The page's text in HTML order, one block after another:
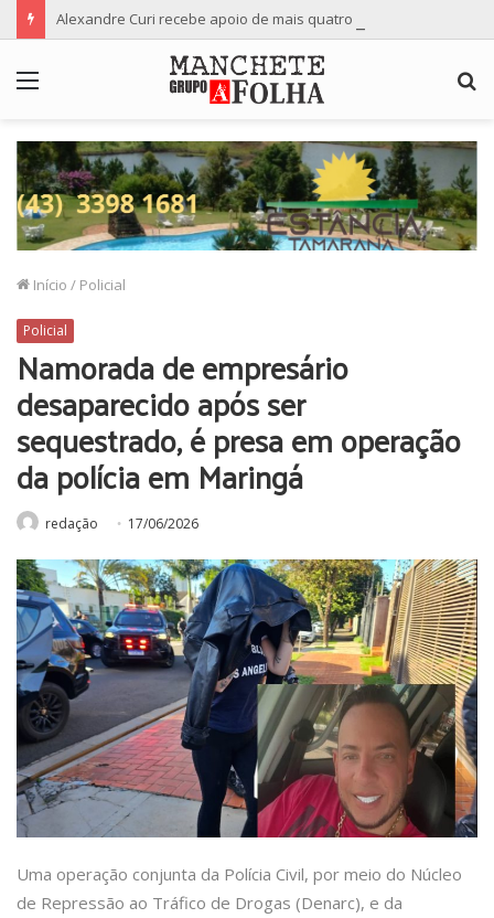
Início / Policial
Policial
Namorada de empresário
desaparecido após ser
sequestrado, é presa em operação
da polícia em Maringá
redação 17/06/2026
Uma operação conjunta da Polícia Civil, por meio do Núcleo
de Repressão ao Tráfico de Drogas (Denarc), e da